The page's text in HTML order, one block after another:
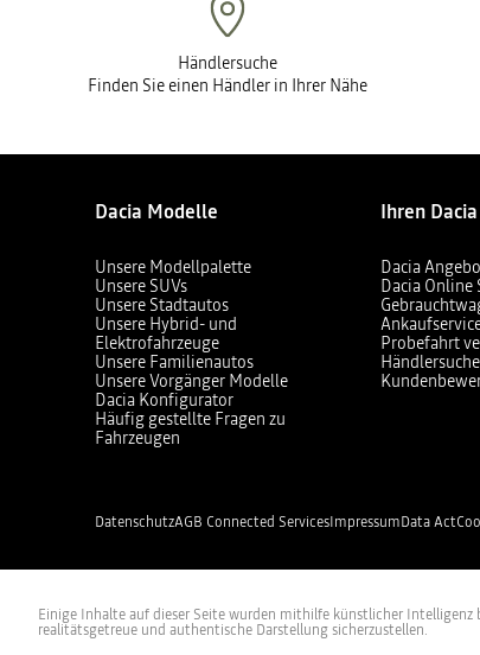
Händlersuche
Finden Sie einen Händler in Ihrer Nähe
Dacia Modelle
Unsere Modellpalette
Unsere SUVs
Unsere Stadtautos
Unsere Hybrid- und
Elektrofahrzeuge
Unsere Familienautos
Unsere Vorgänger Modelle
Dacia Konfigurator
Häufig gestellte Fragen zu
Fahrzeugen
Ihren
Dacia
Dacia Online
Probefahrt
Händlersuche
DatenschutzAGB Connected ServicesImpressumData Act
Einige Inhalte auf dieser Seite wurden mithilfe künstlicher
realitätsgetreue und authentische Darstellung sicherzustellen.